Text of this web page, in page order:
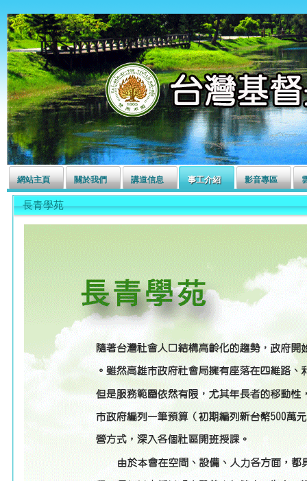
左營長老教會
網站主頁 關於我們 講道信息 事工介紹 影音專區
長青學苑